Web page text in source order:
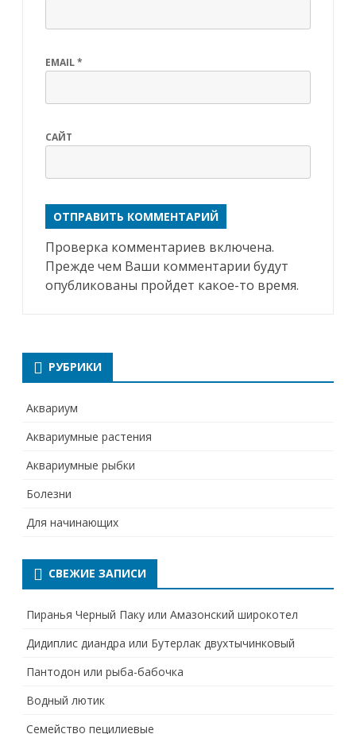
EMAIL*
САЙТ
Проверка комментариев включена.
Прежде чем Ваши комментарии будут
опубликованы пройдет какое-то время.
РУБРИКИ
Аквариум
Аквариумные растения
Аквариумные рыбки
Болезни
Для начинающих
СВЕЖИЕ ЗАПИСИ
Пиранья Черный Паку или Амазонский широкотел
Дидиплис диандра или Бутерлак двухтычинковый
Пантодон или рыба-бабочка
Водный лютик
Семейство пецилиевые